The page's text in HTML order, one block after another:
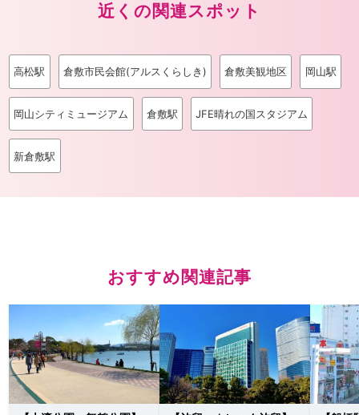
近くの関連スポット
高松駅 倉敷市民会館(アルスくらしき) 倉敷美観地区 岡山駅
岡山シティミュージアム 倉敷駅 JFE晴れの国スタジアム
新倉敷駅
おすすめ関連記事